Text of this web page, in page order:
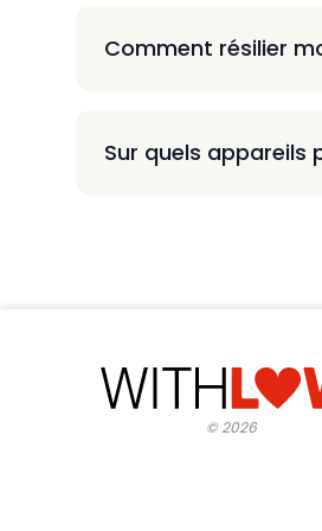
Comment résilier
Sur quels appareils
©2026